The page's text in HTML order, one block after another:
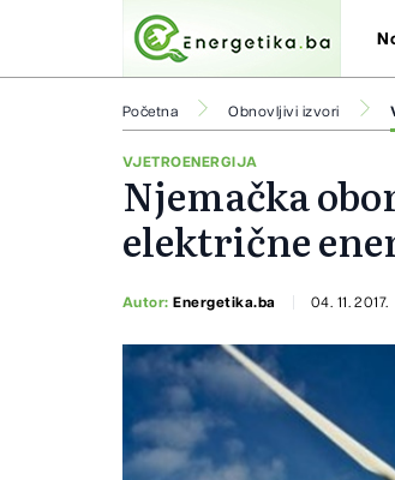
Početna Obnovljivi izvori
VJETROENERGIJA
Njemačka
električne
Autor:Energetika.ba 04. 11. 2017.